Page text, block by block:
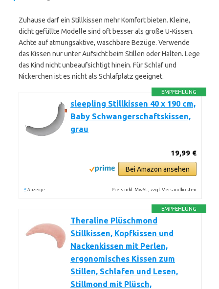
Zuhause darf ein Stillkissen mehr Komfort bieten. Kleine,
dicht gefüllte Modelle sind oft besser als große U-Kissen.
Achte auf atmungsaktive, waschbare Bezüge. Verwende
das Kissen nur unter Aufsicht beim Stillen oder Halten. Lege
das Kind nicht unbeaufsichtigt hinein. Für Schlaf und
Nickerchen ist es nicht als Schlafplatz geeignet.
EMPFEHLUNG
sleepling Stillkissen 40 x 190 cm,
Baby Schwangerschaftskissen,
grau
19,99 €
Bei Amazon ansehen
* Anzeige Preis inkl. MwSt., zzgl. Versandkosten
EMPFEHLUNG
Theraline Plüschmond
Stillkissen, Kopfkissen und
Nackenkissen mit Perlen,
ergonomisches Kissen zum
Stillen, Schlafen und Lesen,
Stillmond mit Plüsch,